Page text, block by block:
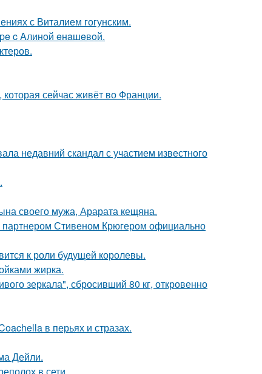
с Виталием гогунским.
c Aлинoй eнaшeвoй.
сейчас живёт во Франции.
недавний скандал с участием известного
своего мужа, Арарата кещяна.
партнером Стивеном Крюгером официально
к роли будущей королевы.
жирка.
зеркала", сбросивший 80 кг, откровенно
в перьях и стразах.
Дейли.